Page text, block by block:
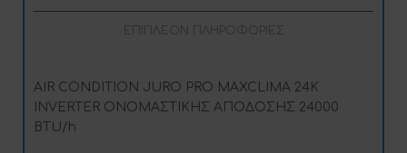
ΕΠΙΠΛΈΟΝ ΠΛΗΡΟΦΟΡΊΕΣ
AIR CONDITION JURO PRO MAXCLIMA 24K
INVERTER ΟΝΟΜΑΣΤΙΚΗΣ ΑΠΟΔΟΣΗΣ 24000
BTU/h